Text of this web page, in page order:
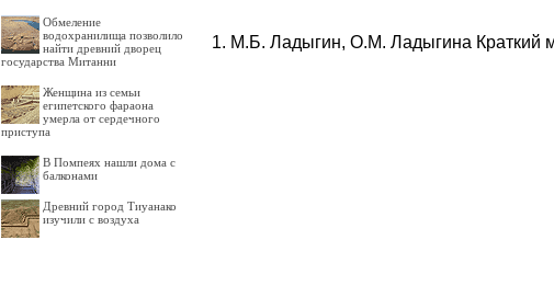
Обмеление
водохранилища позволило
найти древний дворец
государства Митанни
Женщина из семьи
египетского фараона
умерла от сердечного
приступа
В Помпеях нашли дома с
балконами
Древний город Тиуанако
изучили с воздуха
М.Б. Ладыгин, О.М. Ладыгина Краткий